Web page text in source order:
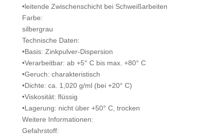
•leitende Zwischenschicht bei Schweißarbeiten
Farbe:
silbergrau
Technische Daten:
•Basis: Zinkpulver-Dispersion
•Verarbeitbar: ab +5° C bis max. +80° C
•Geruch: charakteristisch
•Dichte: ca. 1,020 g/ml (bei +20° C)
•Viskosität: flüssig
•Lagerung: nicht über +50° C, trocken
Weitere Informationen:
Gefahrstoff: